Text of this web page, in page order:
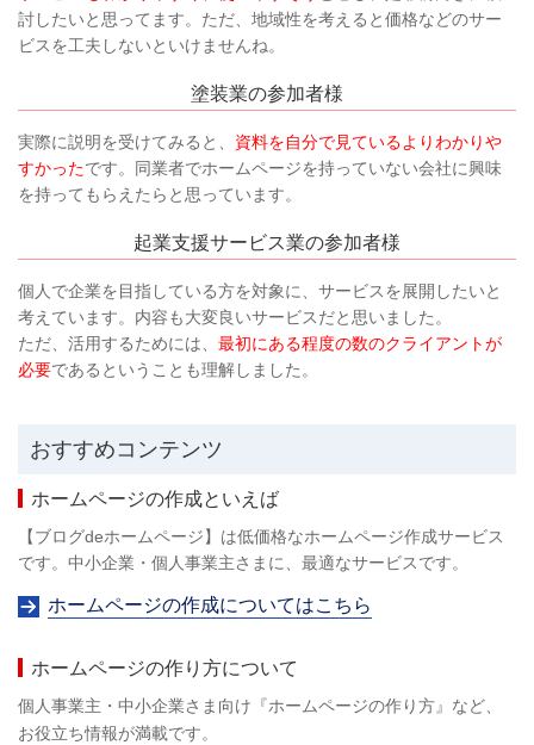
討したいと思ってます。ただ、地域性を考えると価格などのサー
ビスを工夫しないといけませんね。
塗装業の参加者様
実際に説明を受けてみると、 資料を自分で見ているよりわかりや
すかったです。同業者でホームページを持っていない会社に興味
を持ってもらえたらと思っています。
起業支援サービス業の参加者様
個人で企業を目指している方を対象に、サービスを展開したいと
考えています。内容も大変良いサービスだと思いました。
ただ、活用するためには、 最初にある程度の数のクライアントが
必要であるということも理解しました。
おすすめコンテンツ
ホームページの作成といえば
【ブログdeホームページ】は低価格なホームページ作成サービス
です。中小企業・個人事業主さまに、最適なサービスです。
ホームページの作成についてはこちら
ホームページの作り方について
個人事業主・中小企業さま向け『ホームページの作り方』など、
お役立ち情報が満載です。